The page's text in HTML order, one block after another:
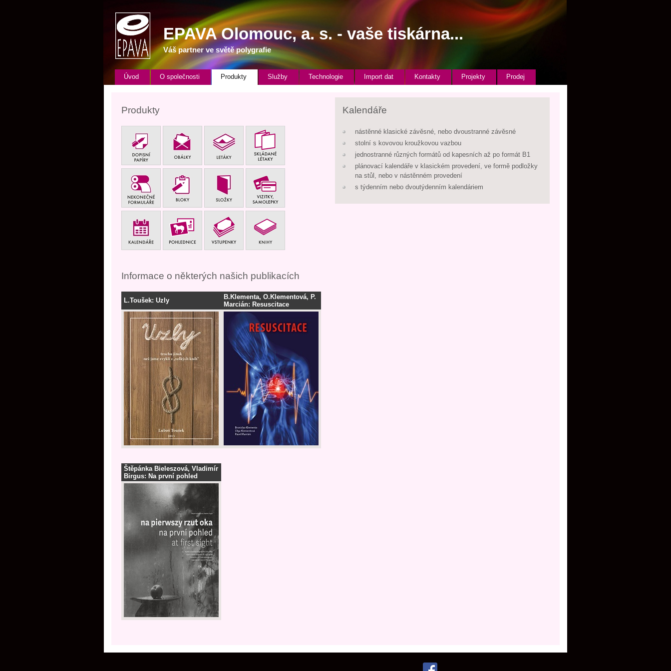
EPAVAOlomouc, a. s. - vaše tiskárna...
Váš partner ve světě polygrafie
Úvod O společnosti Produkty Služby Technologie Import dat Kontakty Projekty Prodej
Kalendáře
nástěnné klasické závěsné, nebo dvoustranné závěsné
stolní s kovovou kroužkovou vazbou
jednostranné různých formátů od kapesních až po formát B1
plánovací kalendáře v klasickém provedení, ve formě podložky
na stůl, nebo v nástěnném provedení
s týdenním nebo dvoutýdenním kalendáriem
Produkty
Informace o některých našich publikacích
L.Toušek: Uzly
B.Klementa, O.Klementová, P.
Marcián: Resuscitace
Štěpánka Bieleszová, Vladimír
Birgus: Na první pohled